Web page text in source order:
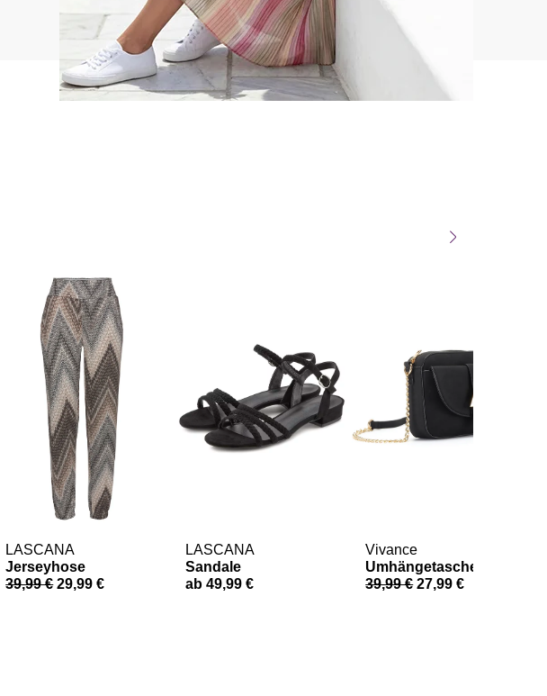
LASCANA
Jerseyhose
39,99 € 29,99 €
LASCANA
Sandale
ab 49,99 €
Vivance
Umhängetasche
39,99 € 27,99 €